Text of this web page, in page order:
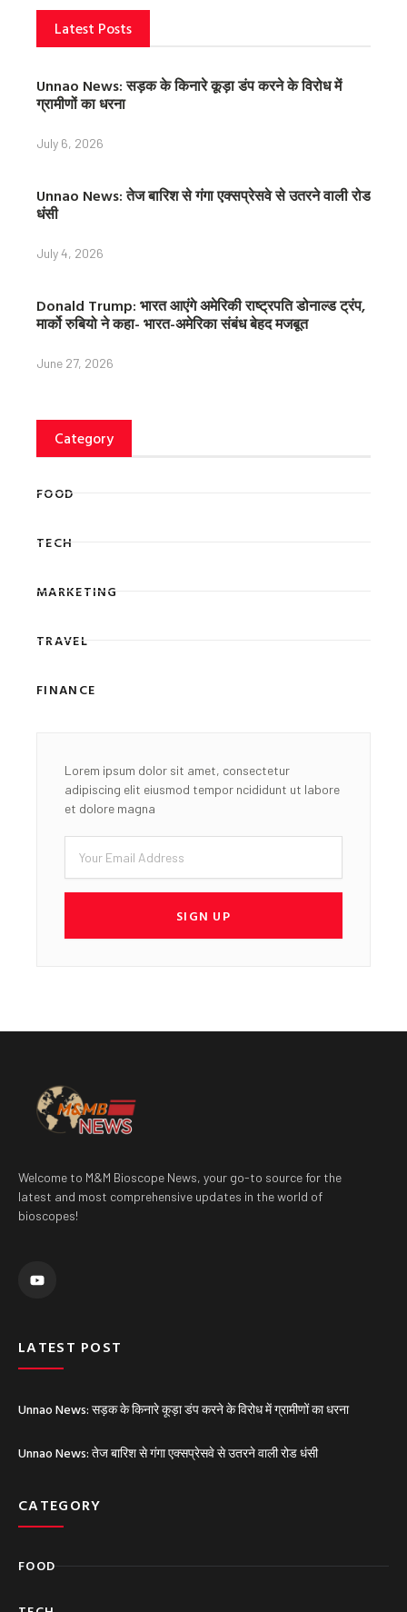
Latest Posts
Unnao News: सड़क के किनारे कूड़ा डंप करने के विरोध में
ग्रामीणों का धरना
July 6, 2026
Unnao News: तेज बारिश से गंगा एक्सप्रेसवे से उतरने वाली रोड
धंसी
July 4, 2026
Donald Trump: भारत आएंगे अमेरिकी राष्ट्रपति डोनाल्ड ट्रंप,
मार्को रुबियो ने कहा- भारत-अमेरिका संबंध बेहद मजबूत
June 27, 2026
Category
FOOD
TECH
MARKETING
TRAVEL
FINANCE
Lorem ipsum dolor sit amet, consectetur
adipiscing elit eiusmod tempor ncididunt ut labore
et dolore magna
Email
SIGN UP
Welcome to M&M Bioscope News, your go-to source for the
latest and most comprehensive updates in the world of
bioscopes!
u
LATEST POST
Unnao News: सड़क के किनारे कूड़ा डंप करने के विरोध में ग्रामीणों का धरना
Unnao News: तेज बारिश से गंगा एक्सप्रेसवे से उतरने वाली रोड धंसी
CATEGORY
FOOD